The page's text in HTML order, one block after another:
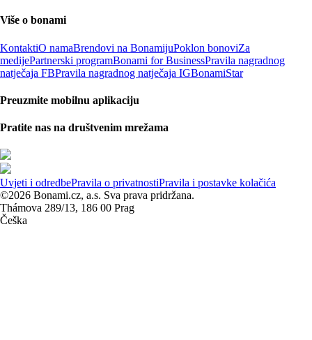
Više o bonami
KontaktiO namaBrendovi na BonamijuPoklon bonoviZa
medijePartnerski programBonami for BusinessPravila nagradnog
natječaja FBPravila nagradnog natječaja IGBonamiStar
Preuzmite mobilnu aplikaciju
Pratite nas na društvenim mrežama
Uvjeti i odredbePravila o privatnostiPravila i postavke kolačića
©2026 Bonami.cz, a.s. Sva prava pridržana.
Thámova 289/13, 186 00 Prag
Češka